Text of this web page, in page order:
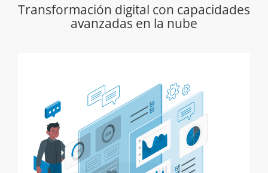
Transformación digital con capacidades
avanzadas en la nube